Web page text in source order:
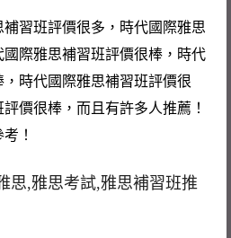
習班評價很多，時代國際雅思
際雅思補習班評價很棒，時代
時代國際雅思補習班評價很
價很棒，而且有許多人推薦！
！